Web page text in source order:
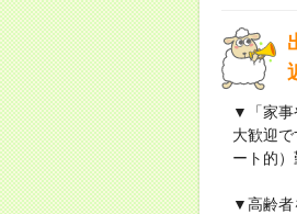
▼「家事
大歓迎
ート的
▼高齢者